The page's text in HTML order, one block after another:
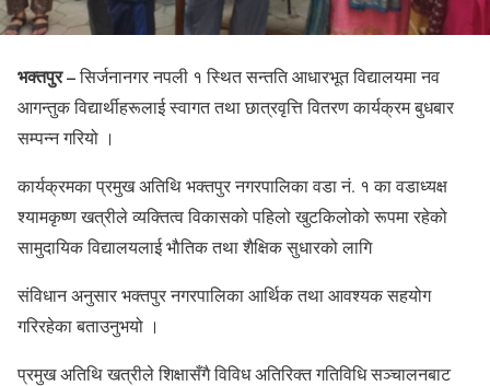
भक्तपुर –सिर्जनानगर नपली १ स्थित सन्तति आधारभूत विद्यालयमा नव
आगन्तुक विद्यार्थीहरूलाई स्वागत तथा छात्रवृत्ति वितरण कार्यक्रम बुधबार
सम्पन्न गरियो ।
कार्यक्रमका प्रमुख अतिथि भक्तपुर नगरपालिका वडा नं. १ का वडाध्यक्ष
श्यामकृष्ण खत्रीले व्यक्तित्व विकासको पहिलो खुटकिलोको रूपमा रहेको
सामुदायिक विद्यालयलाई भाैतिक तथा शैक्षिक सुधारको लागि
संविधान अनुसार भक्तपुर नगरपालिका आर्थिक तथा आवश्यक सहयोग
गरिरहेका बताउनुभयो ।
प्रमुख अतिथि खत्रीले शिक्षासँगै विविध अतिरिक्त गतिविधि सञ्चालनबाट